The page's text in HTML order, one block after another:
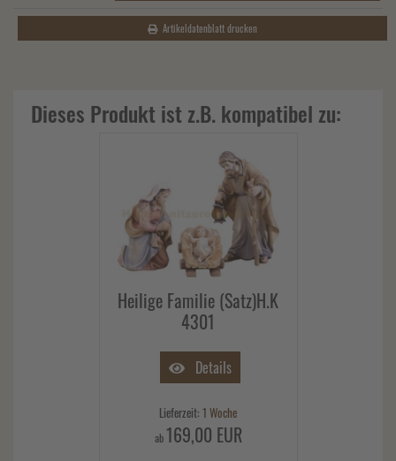
Artikeldatenblatt drucken
Dieses Produkt ist z.B. kompatibel zu:
Heilige Familie (Satz)H.K
4301
Details
Lieferzeit: 1 Woche
ab169,00 EUR